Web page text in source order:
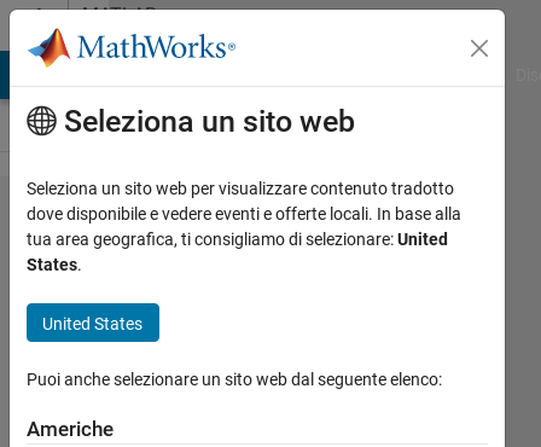
Vai al contenutoMATLAB
Answers
Why do
logical
implicitly
there a
workaround?
Seleziona un sito web
Seleziona un sito web per visualizzare contenuto tradotto
dove disponibile e vedere eventi e offerte locali. In base alla
tua area geografica, ti consigliamo di selezionare:United
States.
United States
Puoi anche selezionare un sito web dal seguente elenco:
Americhe